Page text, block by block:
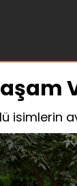
isimlerin